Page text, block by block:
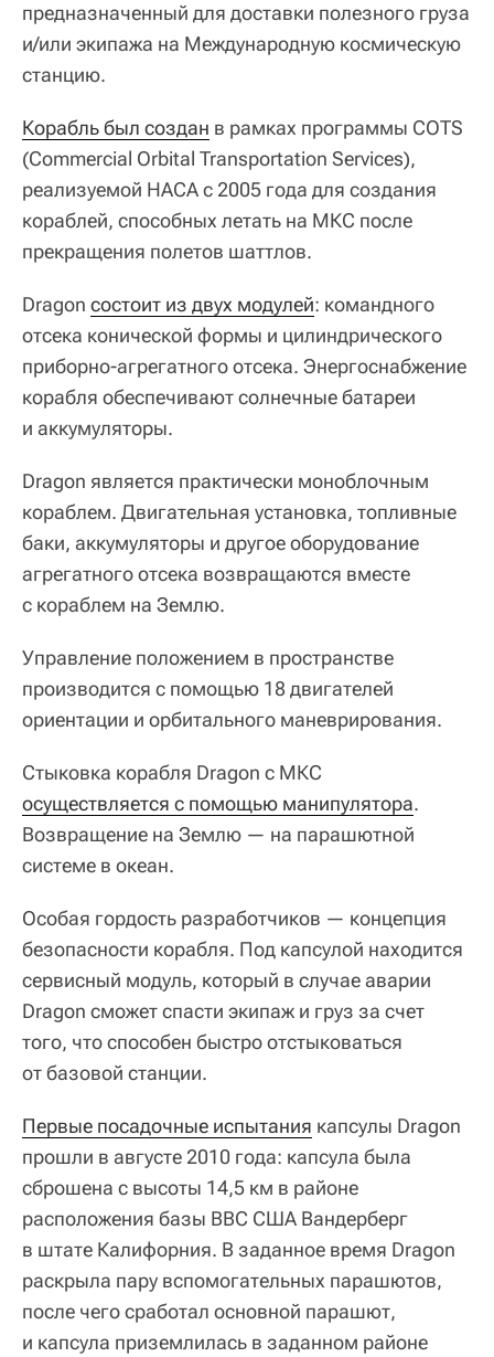
предназначенный для доставки полезного груза
и/или экипажа на Международную космическую
станцию.
Корабль был создан в рамках программы COTS
(Commercial Orbital Transportation Services),
реализуемой НАСА с 2005 года для создания
кораблей, способных летать на МКС после
прекращения полетов шаттлов.
Dragon состоит из двух модулей: командного
отсека конической формы и цилиндрического
приборно-агрегатного отсека. Энергоснабжение
корабля обеспечивают солнечные батареи
и аккумуляторы.
Dragon является практически моноблочным
кораблем. Двигательная установка, топливные
баки, аккумуляторы и другое оборудование
агрегатного отсека возвращаются вместе
с кораблем на Землю.
Управление положением в пространстве
производится с помощью 18 двигателей
ориентации и орбитального маневрирования.
Стыковка корабля Dragon с МКС
осуществляется с помощью манипулятора.
Возвращение на Землю — на парашютной
системе в океан.
Особая гордость разработчиков — концепция
безопасности корабля. Под капсулой находится
сервисный модуль, который в случае аварии
Dragon сможет спасти экипаж и груз за счет
того, что способен быстро отстыковаться
от базовой станции.
Первые посадочные испытания капсулы Dragon
прошли в августе 2010 года: капсула была
сброшена с высоты 14,5 км в районе
расположения базы ВВС США Вандерберг
в штате Калифорния. В заданное время Dragon
раскрыла пару вспомогательных парашютов,
после чего сработал основной парашют,
и капсула приземлилась в заданном районе